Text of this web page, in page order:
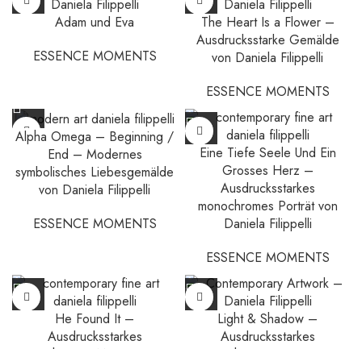
Adam und Eva
ESSENCE MOMENTS
The Heart Is a Flower –
Ausdrucksstarke Gemälde
von Daniela Filippelli
ESSENCE MOMENTS
Alpha Omega – Beginning /
End – Modernes
symbolisches Liebesgemälde
von Daniela Filippelli
ESSENCE MOMENTS
Eine Tiefe Seele Und Ein
Grosses Herz –
Ausdrucksstarkes
monochromes Porträt von
Daniela Filippelli
ESSENCE MOMENTS
He Found It –
Ausdrucksstarkes
Light & Shadow –
Ausdrucksstarkes